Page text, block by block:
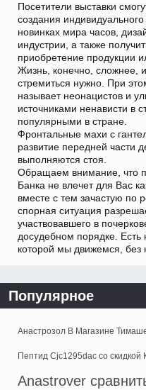
Посетители выставки
создания
новинках мира часов,
индустрии, а также
приобретение продукции
Жизнь, конечно, сложнее,
стремиться нужно. При
называет неонацистов и
источниками ненависти в
популярными в стране.
Фронтальные махи с
развитие передней части
выполняются стоя.
Обращаем внимание, что
Банка не влечет для Вас
вместе с тем зачастую по
спорная ситуация
участвовавшего в
досудебном порядке. Есть
которой мы движемся, без
Популярное
Анастрозол В Магазине
Пептид Cjc1295dac со скидкой
Anastrover